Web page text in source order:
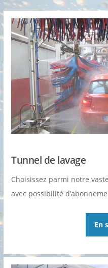
Tunnel de lavage
Choisissez parmi notre
avec possibilité
En